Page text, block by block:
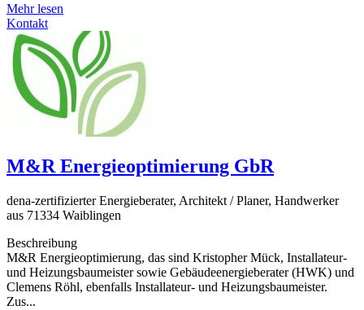
Mehr lesen
Kontakt
M&R Energieoptimierung GbR
dena-zertifizierter Energieberater, Architekt / Planer, Handwerker
aus 71334 Waiblingen
Beschreibung
M&R Energieoptimierung, das sind Kristopher Mück, Installateur-
und Heizungsbaumeister sowie Gebäudeenergieberater (HWK) und
Clemens Röhl, ebenfalls Installateur- und Heizungsbaumeister.
Zus...